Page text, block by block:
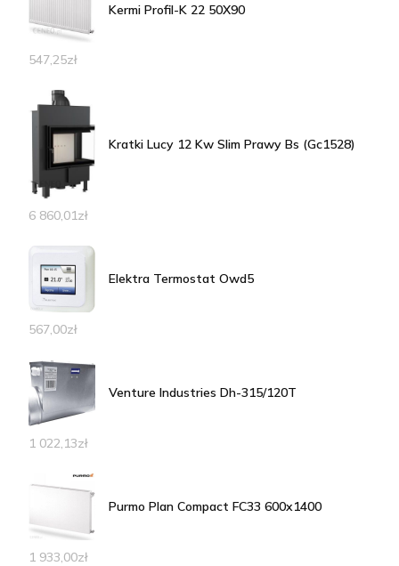
Kermi Profil-K 22 50X90
547,25zł
Kratki Lucy 12 Kw Slim Prawy Bs (Gc1528)
6 860,01zł
Elektra Termostat Owd5
567,00zł
Venture Industries Dh-315/120T
1 022,13zł
Purmo Plan Compact FC33 600x1400
1 933,00zł